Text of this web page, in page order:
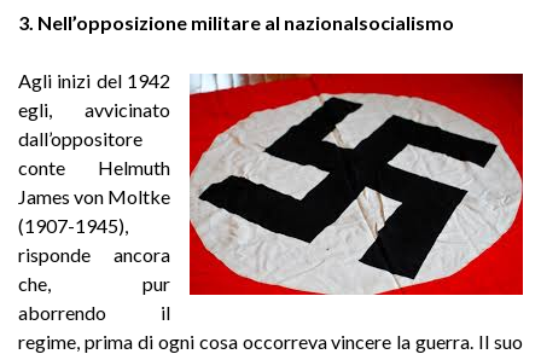
3. Nell’opposizione militare al nazionalsocialismo
Agli inizi del 1942
egli, avvicinato
dall’oppositore
conte Helmuth
James von Moltke
(1907-1945),
risponde ancora
che, pur
aborrendo il
regime, prima di ogni cosa occorreva vincere la guerra. Il suo